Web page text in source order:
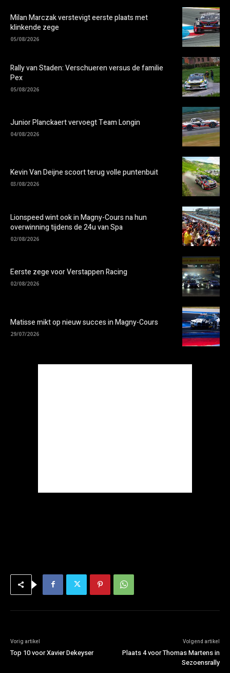
Milan Marczak verstevigt eerste plaats met
klinkende zege
05/08/2026
Rally van Staden: Verschueren versus de familie
Pex
05/08/2026
Junior Planckaert vervoegt Team Longin
04/08/2026
Kevin Van Deijne scoort terug volle puntenbuit
03/08/2026
Lionspeed wint ook in Magny-Cours na hun
overwinning tijdens de 24u van Spa
02/08/2026
Eerste zege voor Verstappen Racing
02/08/2026
Matisse mikt op nieuw succes in Magny-Cours
29/07/2026
Vorig artikel
Top 10 voor Xavier Dekeyser
Volgend artikel
Plaats 4 voor Thomas Martens in
Sezoensrally